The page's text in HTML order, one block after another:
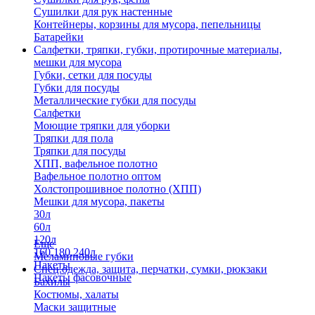
Сушилки для рук настенные
Контейнеры, корзины для мусора, пепельницы
Батарейки
Салфетки, тряпки, губки, протирочные материалы,
мешки для мусора
Губки, сетки для посуды
Губки для посуды
Металлические губки для посуды
Салфетки
Моющие тряпки для уборки
Тряпки для пола
Тряпки для посуды
ХПП, вафельное полотно
Вафельное полотно оптом
Холстопрошивное полотно (ХПП)
Мешки для мусора, пакеты
30л
60л
120л
160,180,240л
Пакеты
Пакеты фасовочные
Еще
Меламиновые губки
Спец.одежда, защита, перчатки, сумки, рюкзаки
Бахилы
Костюмы, халаты
Маски защитные